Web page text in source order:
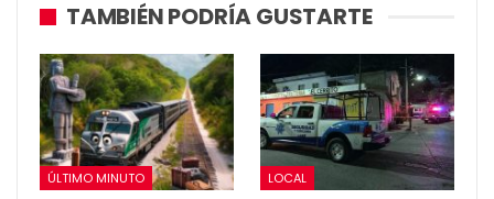
TAMBIÉN PODRÍA GUSTARTE
ÚLTIMO MINUTO LOCAL